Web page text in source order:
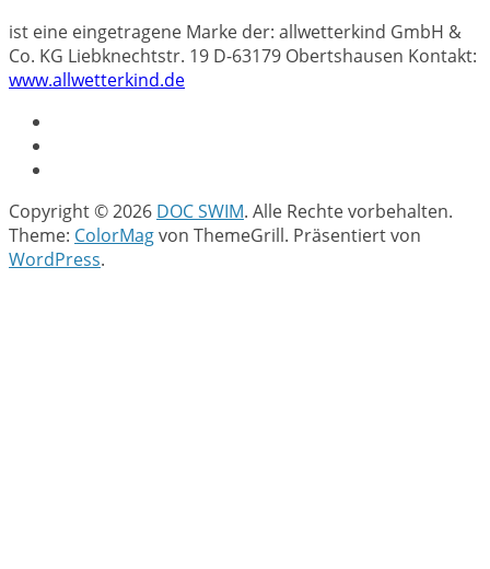
ist eine eingetragene Marke der: allwetterkind GmbH &
Co. KG Liebknechtstr. 19 D-63179 Obertshausen Kontakt:
www.allwetterkind.de
Copyright © 2026 DOC SWIM. Alle Rechte vorbehalten.
Theme: ColorMagvon ThemeGrill. Präsentiert von
WordPress.